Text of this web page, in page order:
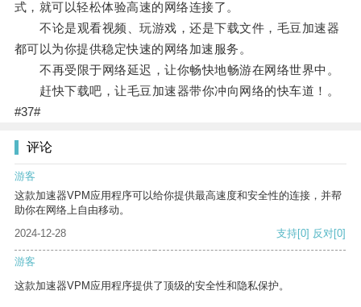
式，就可以轻松体验高速的网络连接了。
不论是观看视频、玩游戏，还是下载文件，毛豆加速器
都可以为你提供稳定快速的网络加速服务。
不再受限于网络延迟，让你畅快地畅游在网络世界中。
赶快下载吧，让毛豆加速器带你冲向网络的快车道！。
#37#
评论
游客
这款加速器VPM应用程序可以给你提供最高速度和安全性的连接，并帮
助你在网络上自由移动。
2024-12-28
支持[0] 反对[0]
游客
这款加速器VPM应用程序提供了顶级的安全性和隐私保护。